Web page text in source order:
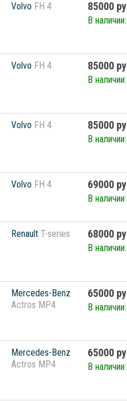
Volvo FH 4 85000
В наличии:
Volvo FH 4 85000
В наличии:
Volvo FH 4 85000
В наличии:
Volvo FH 4 69000
В наличии:
Renault T-series 68000
В наличии:
Mercedes-Benz
Actros MP4
65000
В наличии:
Mercedes-Benz
Actros MP4
65000
В наличии: